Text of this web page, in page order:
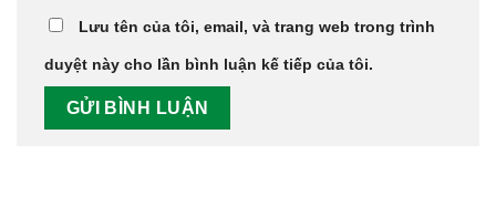
Lưu tên của tôi, email, và trang web trong trình
duyệt này cho lần bình luận kế tiếp của tôi.